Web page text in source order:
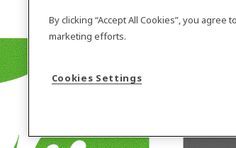
By clicking “Accept All Cookies”, you
marketing efforts.
Cookies Settings